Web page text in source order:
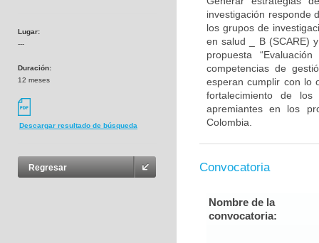
Lugar:
---
Duración:
12 meses
Descargar resultado de búsqueda
Regresar
investigación responde
los grupos de
en salud _ B (SCARE)
propuesta
competencias de
esperan cumplir con lo
fortalecimiento de
apremiantes en los
Colombia.
Convocatoria
Nombre de la
convocatoria: